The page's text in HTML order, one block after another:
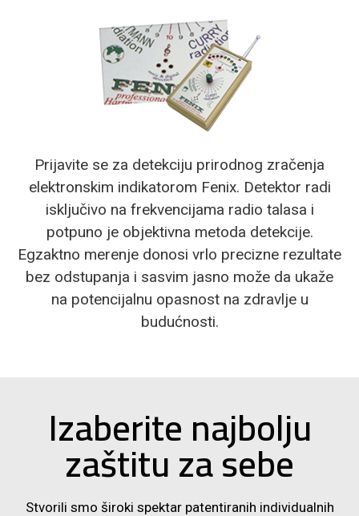
Prijavite se za detekciju prirodnog zračenja
elektronskim indikatorom Fenix. Detektor radi
isključivo na frekvencijama radio talasa i
potpuno je objektivna metoda detekcije.
Egzaktno merenje donosi vrlo precizne rezultate
bez odstupanja i sasvim jasno može da ukaže
na potencijalnu opasnost na zdravlje u
budućnosti.
Izaberite najbolju
zaštitu za sebe
Stvorili smo široki spektar patentiranih individualnih